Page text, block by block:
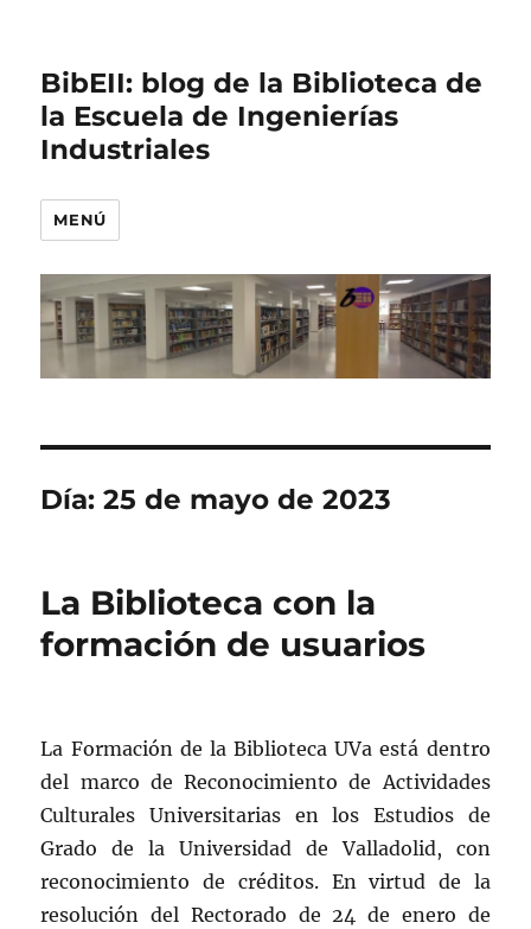
BibEII: blog de la Biblioteca de
la Escuela de Ingenierías
Industriales
MENÚ
Día:25 de mayo de 2023
La Biblioteca con la
formación de usuarios
La Formación de la Biblioteca UVa está dentro
del marco de Reconocimiento de Actividades
Culturales Universitarias en los Estudios de
Grado de la Universidad de Valladolid, con
reconocimiento de créditos. En virtud de la
resolución del Rectorado de 24 de enero de